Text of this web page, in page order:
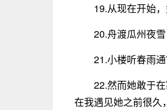
19.从现在开始
20.舟渡瓜州夜
21.小楼听春雨
22.然而她敢于
在我遇见她之前很久